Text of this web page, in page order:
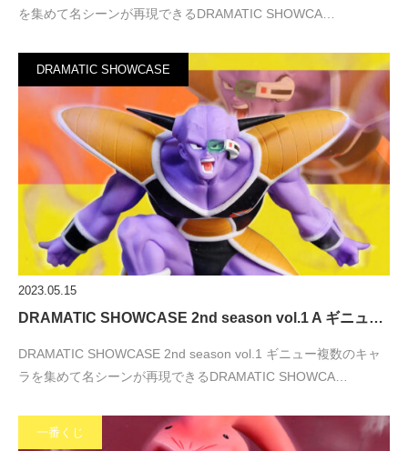
を集めて名シーンが再現できるDRAMATIC SHOWCA…
DRAMATIC SHOWCASE
2023.05.15
DRAMATIC SHOWCASE 2nd season vol.1 A ギニュ…
DRAMATIC SHOWCASE 2nd season vol.1 ギニュー複数のキャ
ラを集めて名シーンが再現できるDRAMATIC SHOWCA…
一番くじ